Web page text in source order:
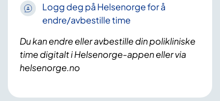
Logg deg på Helsenorge for å
endre/avbestille time
Du kan endre eller avbestille din polikliniske
time digitalt i Helsenorge-appen eller via
helsenorge.no